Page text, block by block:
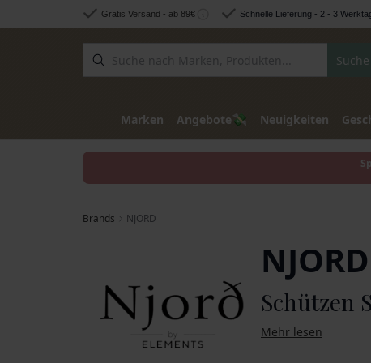
Zum Inhalt springenGratis Versand - ab 89€ Schnelle Lieferung - 2 - 3
Suche
Marken Angebote💸 Neuigkeiten
Brands NJORD
NJORD
Schützen
Mehr lesen